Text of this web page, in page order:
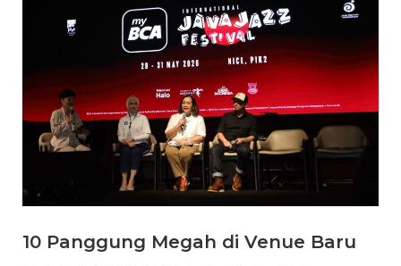
10 Panggung Megah di Venue Baru